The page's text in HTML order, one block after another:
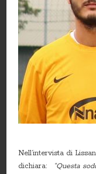
Nell’intervista di
dichiara: “Questa